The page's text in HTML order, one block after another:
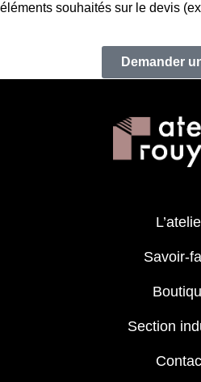
éléments souhaités sur le devis
Demander
Savoir-
Section